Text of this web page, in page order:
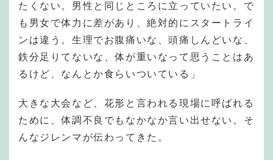
たくない。男性と同じところに立っていたい。で
も男女で体力に差があり、絶対的にスタートライ
ンは違う。生理でお腹痛いな、頭痛しんどいな、
鉄分足りてないな、体が重いなって思うことはあ
るけど、なんとか食らいついている」
大きな大会など、花形と言われる現場に呼ばれる
ために、体調不良でもなかなか言い出せない。そ
んなジレンマが伝わってきた。